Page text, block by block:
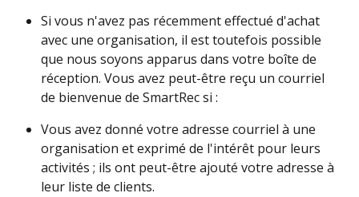
Si vous n'avez pas récemment effectué d'achat
avec une organisation, il est toutefois possible
que nous soyons apparus dans votre boîte de
réception. Vous avez peut-être reçu un courriel
de bienvenue de SmartRec si :
Vous avez donné votre adresse courriel à une
organisation et exprimé de l'intérêt pour leurs
activités ; ils ont peut-être ajouté votre adresse à
leur liste de clients.